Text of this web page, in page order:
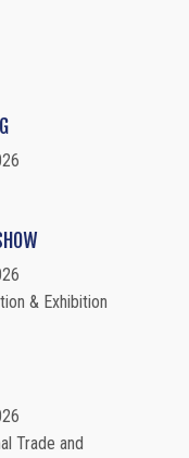
& Exhibition
Trade and